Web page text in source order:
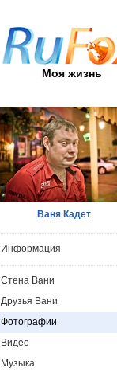
Моя жизнь
Ваня Кадет
Информация
Стена Вани
Друзья Вани
Фотографии
Видео
Музыка